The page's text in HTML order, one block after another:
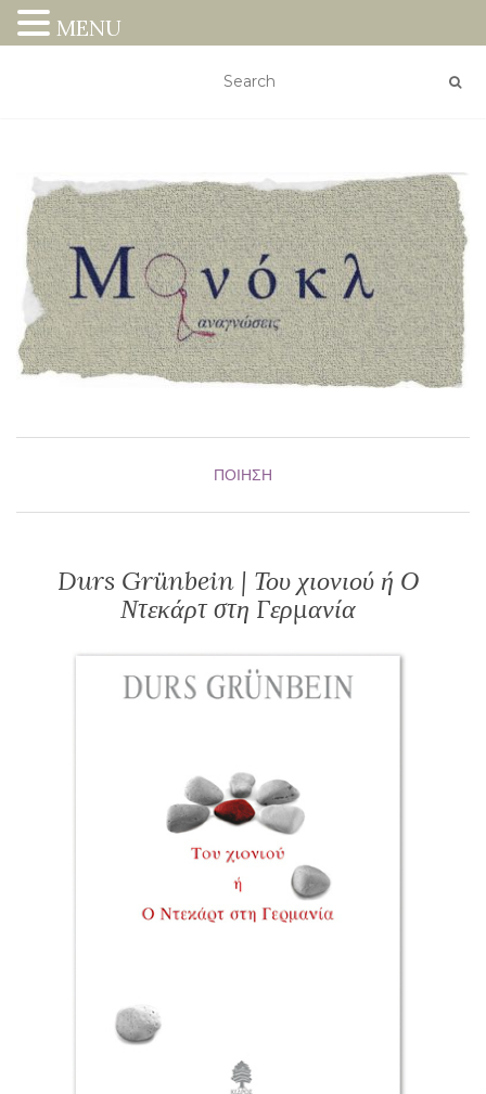
ΠΟΊΗΣΗ
Durs Grünbein | Του χιονιού ή Ο
Ντεκάρτ στη Γερμανία
MENU